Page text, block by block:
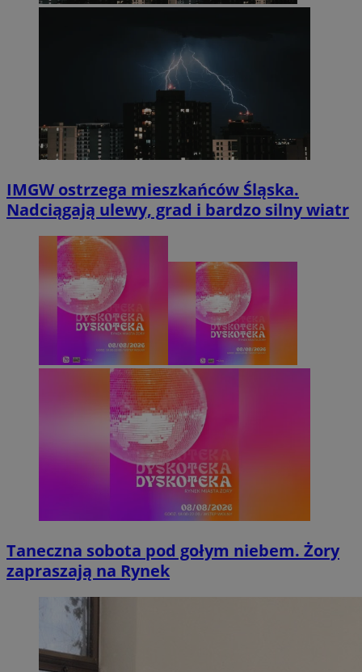
IMGW ostrzega mieszkańców Śląska.
Nadciągają ulewy, grad i bardzo silny wiatr
Taneczna sobota pod gołym niebem. Żory
zapraszają na Rynek